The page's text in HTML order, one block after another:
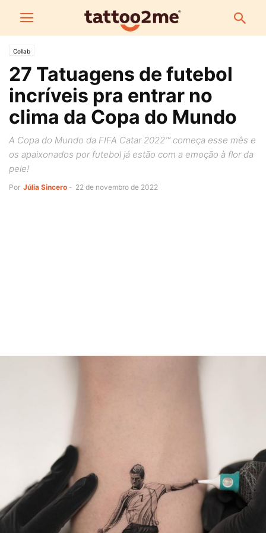
Collab
27 Tatuagens de futebol
incríveis pra entrar no
clima da Copa do Mundo
A Copa do Mundo da FIFA Catar 2022™ começa esse mês e
os apaixonados por futebol já estão com a emoção à flor da
pele!
Por Júlia Sincero - 22 de novembro de 2022